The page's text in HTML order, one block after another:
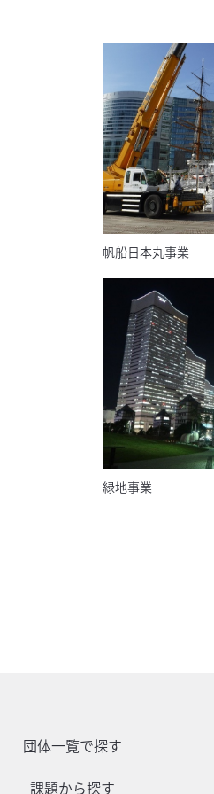
帆船日本丸事業
緑地事業
団体一覧で探す
課題から探す